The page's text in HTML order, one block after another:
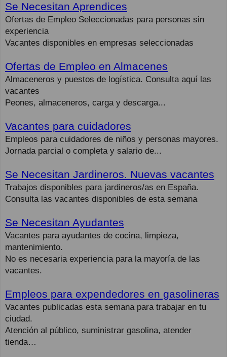
Se Necesitan Aprendices
Ofertas de Empleo Seleccionadas para personas sin
experiencia
Vacantes disponibles en empresas seleccionadas
Ofertas de Empleo en Almacenes
Almaceneros y puestos de logística. Consulta aquí las
vacantes
Peones, almaceneros, carga y descarga...
Vacantes para cuidadores
Empleos para cuidadores de niños y personas mayores.
Jornada parcial o completa y salario de...
Se Necesitan Jardineros. Nuevas vacantes
Trabajos disponibles para jardineros/as en España.
Consulta las vacantes disponibles de esta semana
Se Necesitan Ayudantes
Vacantes para ayudantes de cocina, limpieza,
mantenimiento.
No es necesaria experiencia para la mayoría de las
vacantes.
Empleos para expendedores en gasolineras
Vacantes publicadas esta semana para trabajar en tu
ciudad.
Atención al público, suministrar gasolina, atender
tienda…